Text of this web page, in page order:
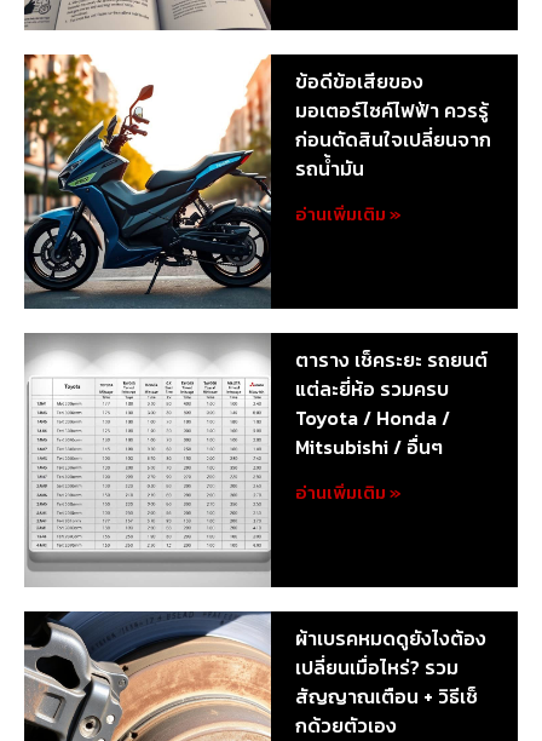
ข้อดีข้อเสียของ
มอเตอร์ไซค์ไฟฟ้า ควรรู้
ก่อนตัดสินใจเปลี่ยนจาก
รถน้ำมัน
อ่านเพิ่มเติม »
ตาราง เช็คระยะ รถยนต์
แต่ละยี่ห้อ รวมครบ
Toyota / Honda /
Mitsubishi / อื่นๆ
อ่านเพิ่มเติม »
ผ้าเบรคหมดดูยังไงต้อง
เปลี่ยนเมื่อไหร่? รวม
สัญญาณเตือน + วิธีเช็
กด้วยตัวเอง